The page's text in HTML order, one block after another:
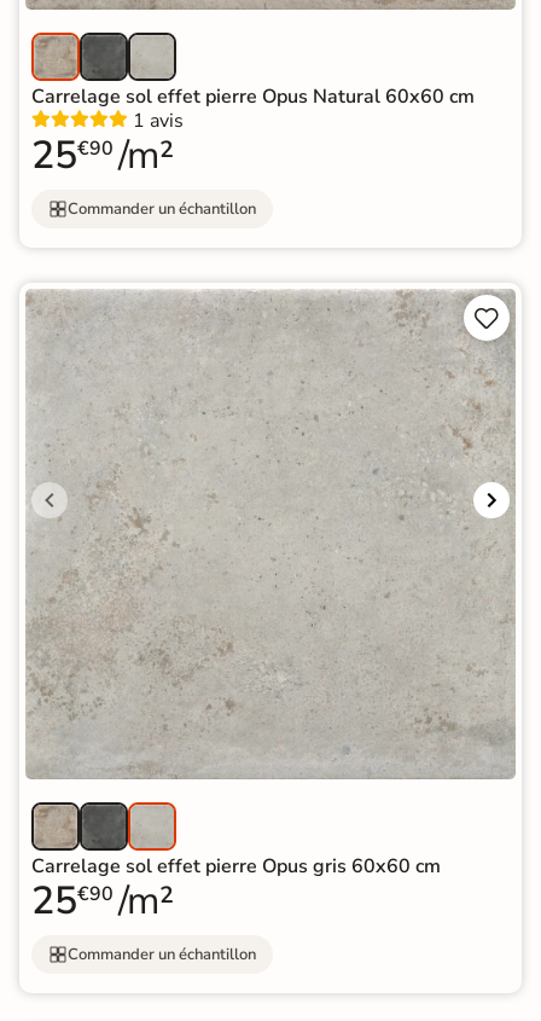
Carrelage sol effet pierre Opus Natural 60x60 cm
1 avis
25€90 /m²
Commander un échantillon


Carrelage sol effet pierre Opus gris 60x60 cm
25€90 /m²
Commander un échantillon